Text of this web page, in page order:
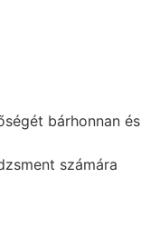
bárhonnan és
számára